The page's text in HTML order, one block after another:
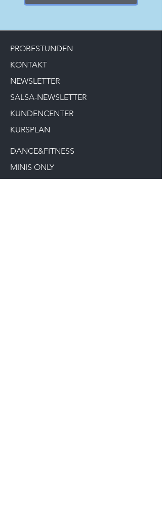
PROBESTUNDEN
KONTAKT
NEWSLETTER
SALSA-NEWSLETTER
KUNDENCENTER
KURSPLAN
DANCE&FITNESS
MINIS ONLY